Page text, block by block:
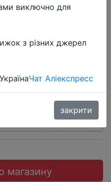
1067.3LM
магазину
виключно для
з різних джерел
Чат Аліекспресс
закрити